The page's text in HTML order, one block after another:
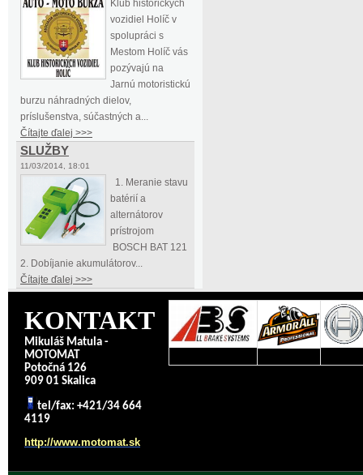
Klub historických
vozidiel Holíč v
spolupráci s
Mestom Holíč vás
pozývajú na
Jarnú motoristickú
burzu náhradných dielov,
príslušenstva, súčastných a...
Čítajte ďalej >>>
SLUŽBY
11/03/2014, 18:01
1. Meranie stavu
batérií a
alternátorov
prístrojom
BOSCH BAT 121
2. Dobíjanie akumulátorov...
Čítajte ďalej >>>
KONTAKT
Mikuláš Matula -
MOTOMAT
Potočná 126
909 01 Skalica
tel/fax: +421/34 664
4119
http://www.motomat.sk